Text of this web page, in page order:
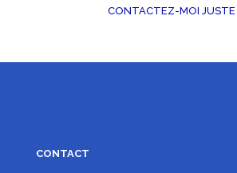
CONTACTEZ-MOI JUSTE
CONTACT